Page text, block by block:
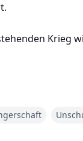
Krieg